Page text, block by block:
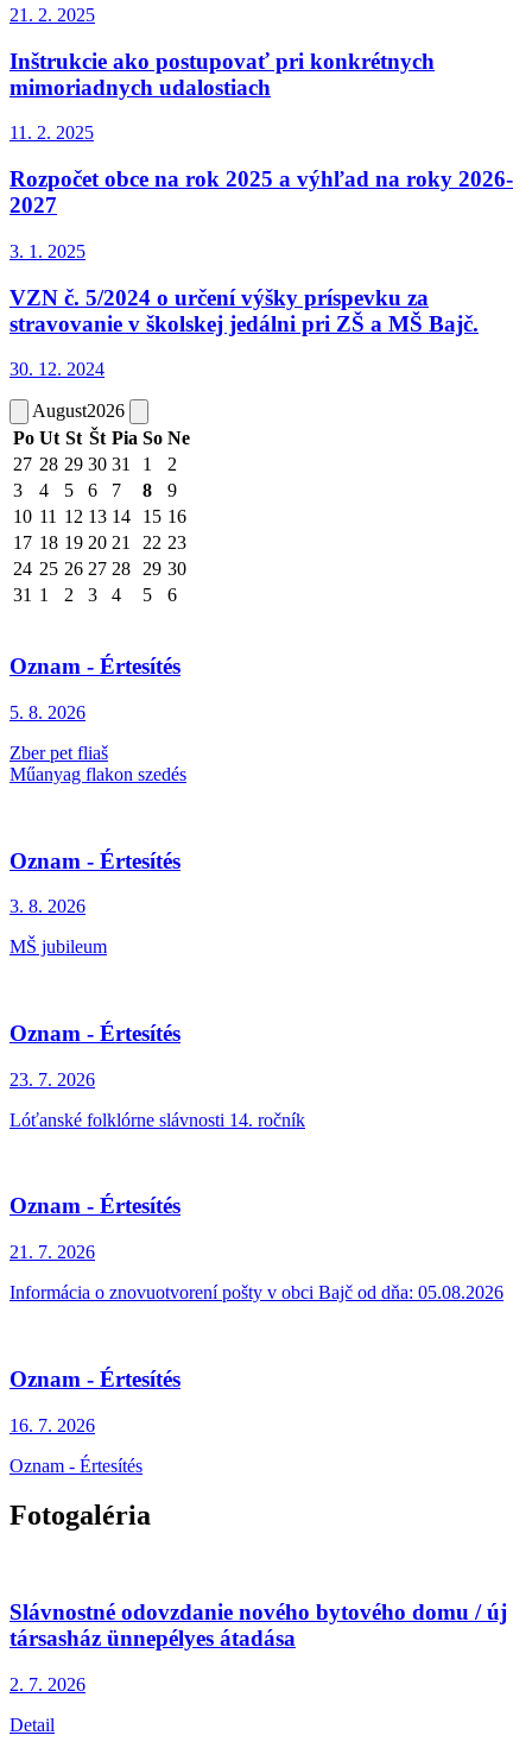
21. 2. 2025
Inštrukcie ako postupovať pri konkrétnych
mimoriadnych udalostiach
11. 2. 2025
Rozpočet obce na rok 2025 a výhľad na roky 2026-
2027
3. 1. 2025
VZN č. 5/2024 o určení výšky príspevku za
stravovanie v školskej jedálni pri ZŠ a MŠ Bajč.
30. 12. 2024
August2026
Po Ut St Št Pia So Ne
27 28 29 30 31 1
2
3
4 5 6 7 8
9
10 11 12 13 14 15 16
17 18 19 20 21 22 23
24 25 26 27 28 29 30
31 1 2 3 4 5 6
Oznam - Értesítés
5. 8. 2026
Zber pet fliaš
Műanyag flakon szedés
Oznam - Értesítés
3. 8. 2026
MŠ jubileum
Oznam - Értesítés
23. 7. 2026
Lóťanské folklórne slávnosti 14. ročník
Oznam - Értesítés
21. 7. 2026
Informácia o znovuotvorení pošty v obci Bajč od dňa: 05.08.2026
Oznam - Értesítés
16. 7. 2026
Oznam - Értesítés
Fotogaléria
Slávnostné odovzdanie nového bytového domu / új
társasház ünnepélyes átadása
2. 7. 2026
Detail